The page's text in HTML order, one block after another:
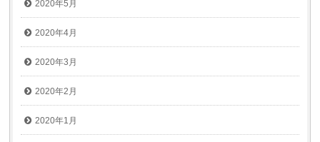
2020年5月
2020年4月
2020年3月
2020年2月
2020年1月